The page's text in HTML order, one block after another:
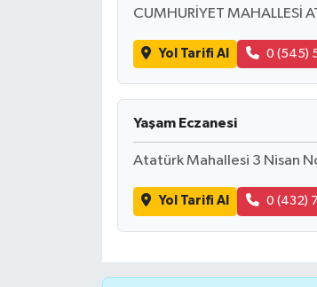
CUMHURİYET MAHALLESİ
Yol Tarifi Al 0 (545)
Yaşam Eczanesi
Atatürk Mahallesi 3 Nisan
Yol Tarifi Al 0 (432)